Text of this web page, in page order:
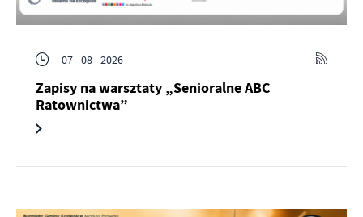
07 - 08 - 2026
Zapisy na warsztaty „Senioralne ABC
Ratownictwa”